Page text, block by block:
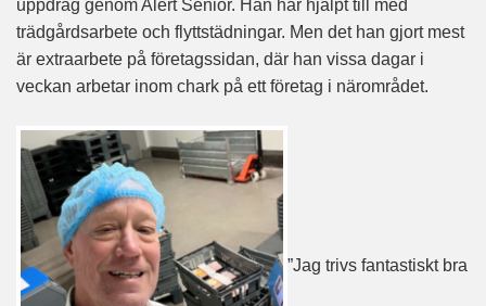
uppdrag genom Alert Senior. Han har hjälpt till med
trädgårdsarbete och flyttstädningar. Men det han gjort mest
är extraarbete på företagssidan, där han vissa dagar i
veckan arbetar inom chark på ett företag i närområdet.
”Jag trivs fantastiskt bra